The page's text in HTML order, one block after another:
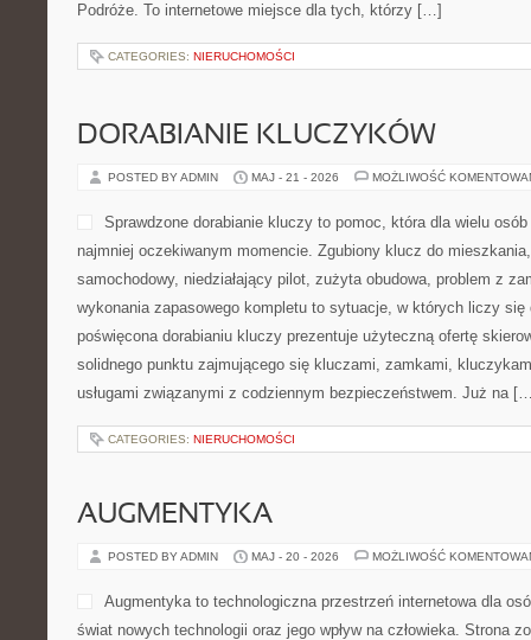
Podróże. To internetowe miejsce dla tych, którzy […]
CATEGORIES: NIERUCHOMOŚCI
DORABIANIE KLUCZYKÓW
POSTED BY ADMIN MAJ - 21 - 2026 MOŻLIWOŚĆ
Sprawdzone dorabianie kluczy to pomoc, która dla wielu
najmniej oczekiwanym momencie. Zgubiony klucz do
samochodowy, niedziałający pilot, zużyta obudowa, problem z
wykonania zapasowego kompletu to sytuacje, w których liczy się
poświęcona dorabianiu kluczy prezentuje użyteczną ofertę
solidnego punktu zajmującego się kluczami, zamkami,
usługami związanymi z codziennym bezpieczeństwem. Już na
CATEGORIES: NIERUCHOMOŚCI
AUGMENTYKA
POSTED BY ADMIN MAJ - 20 - 2026 MOŻLIWOŚĆ
Augmentyka to technologiczna przestrzeń internetowa dla
świat nowych technologii oraz jego wpływ na człowieka. Strona